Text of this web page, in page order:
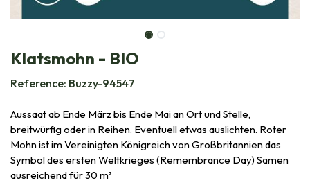
Klatsmohn - BIO
Reference: Buzzy-94547
Aussaat ab Ende März bis Ende Mai an Ort und Stelle,
breitwürfig oder in Reihen. Eventuell etwas auslichten. Roter
Mohn ist im Vereinigten Königreich von Großbritannien das
Symbol des ersten Weltkrieges (Remembrance Day) Samen
ausreichend für 30 m²